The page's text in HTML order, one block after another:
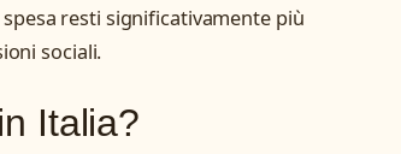
resti significativamente più
sociali.
Italia?